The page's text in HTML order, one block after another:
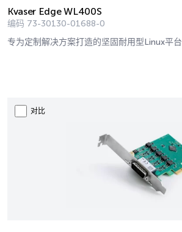
Kvaser Edge WL400S
编码 73-30130-01688-0
专为定制解决方案打造的坚固耐用型Linux平台
对比